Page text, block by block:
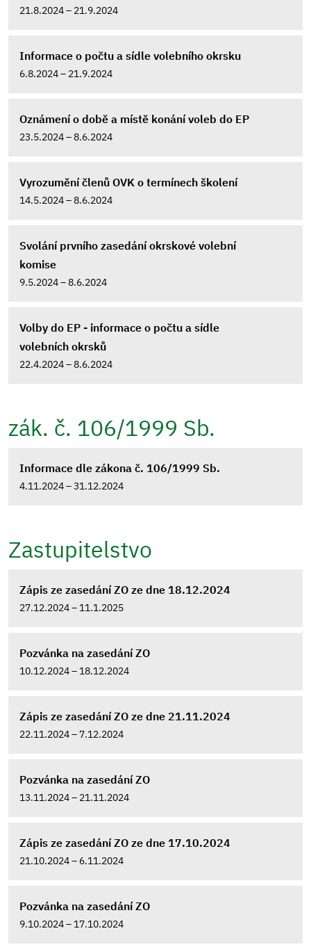
21.8.2024 – 21.9.2024
Informace o počtu a sídle volebního okrsku
6.8.2024 – 21.9.2024
Oznámení o době a místě konání voleb do EP
23.5.2024 – 8.6.2024
Vyrozumění členů OVK o termínech školení
14.5.2024 – 8.6.2024
Svolání prvního zasedání okrskové volební
komise
9.5.2024 – 8.6.2024
Volby do EP - informace o počtu a sídle
volebních okrsků
22.4.2024 – 8.6.2024
zák. č. 106/1999 Sb.
Informace dle zákona č. 106/1999 Sb.
4.11.2024 – 31.12.2024
Zastupitelstvo
Zápis ze zasedání ZO ze dne 18.12.2024
27.12.2024 – 11.1.2025
Pozvánka na zasedání ZO
10.12.2024 – 18.12.2024
Zápis ze zasedání ZO ze dne 21.11.2024
22.11.2024 – 7.12.2024
Pozvánka na zasedání ZO
13.11.2024 – 21.11.2024
Zápis ze zasedání ZO ze dne 17.10.2024
21.10.2024 – 6.11.2024
Pozvánka na zasedání ZO
9.10.2024 – 17.10.2024